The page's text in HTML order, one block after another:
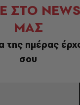
ΣΤΟ
ΜΑΣ
της ημέρας
σου